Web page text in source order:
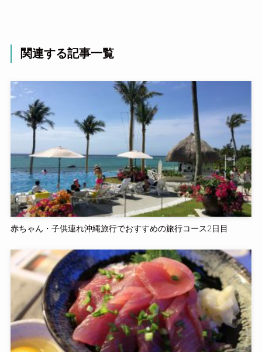
関連する記事一覧
赤ちゃん・子供連れ沖縄旅行でおすすめの旅行コース2日目